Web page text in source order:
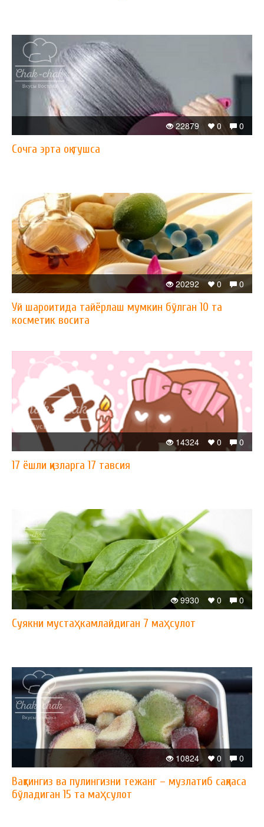
0
0
22879
Сочга эрта оқ тушса
0
0
20292
Уй шароитида тайёрлаш мумкин бўлган 10 та
косметик восита
0
0
14324
17 ёшли қизларга 17 тавсия
0
0
9930
Суякни мустаҳкамлайдиган 7 маҳсулот
0
0
10824
Вақтингиз ва пулингизни тежанг – музлатиб сақласа
бўладиган 15 та маҳсулот